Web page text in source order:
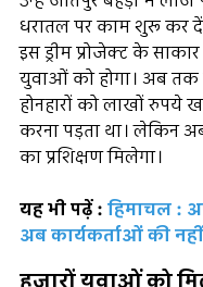
धरातल पर काम शुरू कर
इस ड्रीम प्रोजेक्ट के
युवाओं को होगा। अब
होनहारों को लाखों रुपये
करना पड़ता था। लेकिन
का प्रशिक्षण मिलेगा।
यह भी पढ़ें : हिमाचल :
अब कार्यकर्ताओं की